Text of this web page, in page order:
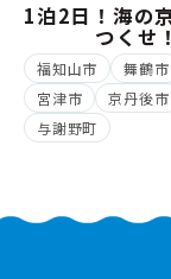
1泊2日！海の
つくせ
福知山市 舞鶴市
宮津市
京丹後市
与謝野町